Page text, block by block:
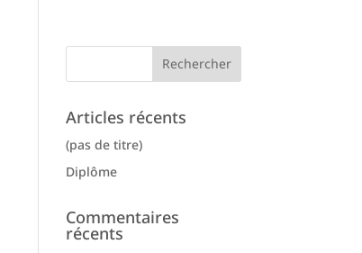
Articles récents
(pas de titre)
Diplôme
Commentaires
récents